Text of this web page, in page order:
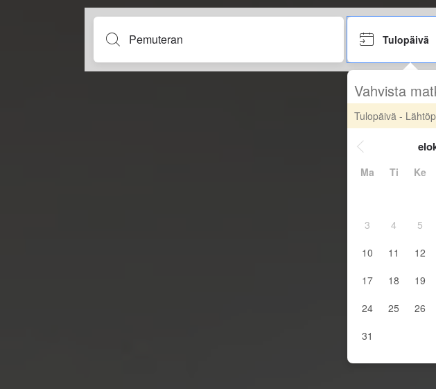
Tulopäivä
Vahvista
Tulopäivä -
Ma Ti Ke
3
4 5
10
11 12
17
18 19
24
25 26
31